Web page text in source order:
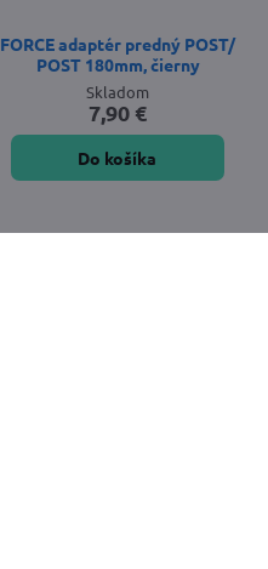
FORCE adaptér predný POST/
POST 180mm, čierny
Skladom
7,90 €
Do košíka